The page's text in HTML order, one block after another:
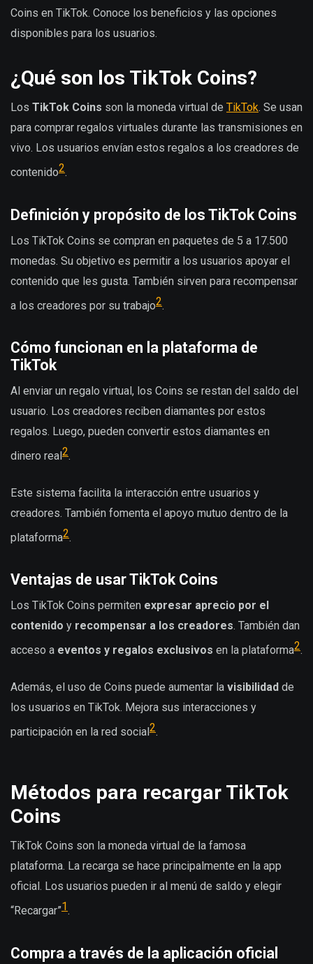
Coins en TikTok. Conoce los beneficios y las opciones
disponibles para los usuarios.
¿Qué son los TikTok Coins?
Los TikTok Coins son la moneda virtual de TikTok. Se usan
para comprar regalos virtuales durante las transmisiones en
vivo. Los usuarios envían estos regalos a los creadores de
contenido2.
Definición y propósito de los TikTok Coins
Los TikTok Coins se compran en paquetes de 5 a 17.500
monedas. Su objetivo es permitir a los usuarios apoyar el
contenido que les gusta. También sirven para recompensar
a los creadores por su trabajo2.
Cómo funcionan en la plataforma de
TikTok
Al enviar un regalo virtual, los Coins se restan del saldo del
usuario. Los creadores reciben diamantes por estos
regalos. Luego, pueden convertir estos diamantes en
dinero real 2.
Este sistema facilita la interacción entre usuarios y
creadores. También fomenta el apoyo mutuo dentro de la
plataforma2.
Ventajas de usar TikTok Coins
Los TikTok Coins permiten expresar aprecio por el
contenido y recompensar a los creadores. También dan
acceso a eventos y regalos exclusivos en la plataforma2.
Además, el uso de Coins puede aumentar la visibilidad de
los usuarios en TikTok. Mejora sus interacciones y
participación en la red social2.
Métodos para recargar TikTok
Coins
TikTok Coins son la moneda virtual de la famosa
plataforma. La recarga se hace principalmente en la app
oficial. Los usuarios pueden ir al menú de saldo y elegir
“Recargar”1.
Compra a través de la aplicación oficial